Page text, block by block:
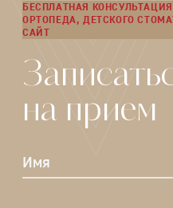
БЕСПЛАТНАЯ
ОРТОПЕДА, ДЕТСКОГО
САЙТ
на прием
Имя